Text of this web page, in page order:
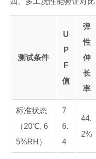
测试条件
U
P
F
值
弹
性
伸
长
率
标准状态
（20℃, 6
5%RH）
7
6.
4
44.
2%